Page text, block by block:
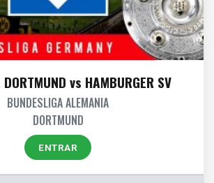
vs HAMBURGER SV
BUNDESLIGA ALEMANIA
DORTMUND
ENTRAR